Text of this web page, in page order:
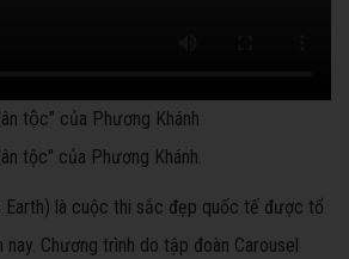
tộc" của Phương Khánh
tộc" của Phương Khánh.
Earth) là cuộc thi sắc đẹp quốc tế được tổ
Chương trình do tập đoàn Carousel